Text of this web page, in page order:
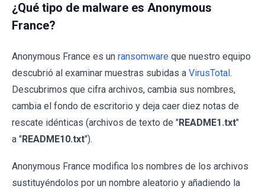
¿Qué tipo de malware es Anonymous
France?
Anonymous France es un ransomware que nuestro equipo
descubrió al examinar muestras subidas a VirusTotal.
Descubrimos que cifra archivos, cambia sus nombres,
cambia el fondo de escritorio y deja caer diez notas de
rescate idénticas (archivos de texto de "README1.txt"
a "README10.txt").
Anonymous France modifica los nombres de los archivos
sustituyéndolos por un nombre aleatorio y añadiendo la